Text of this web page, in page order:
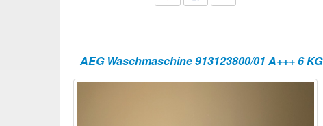
AEG Waschmaschine 913123800/01 A+++ 6 KG